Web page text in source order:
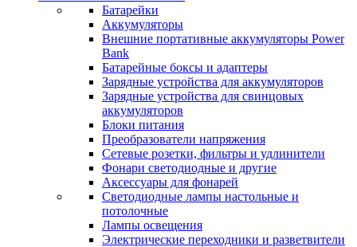
Батарейки
Аккумуляторы
Внешние портативные аккумуляторы Power
Bank
Батарейные боксы и адаптеры
Зарядные устройства для аккумуляторов
Зарядные устройства для свинцовых
аккумуляторов
Блоки питания
Преобразователи напряжения
Сетевые розетки, фильтры и удлинители
Фонари светодиодные и другие
Аксессуары для фонарей
Светодиодные лампы настольные и
потолочные
Лампы освещения
Электрические переходники и разветвители